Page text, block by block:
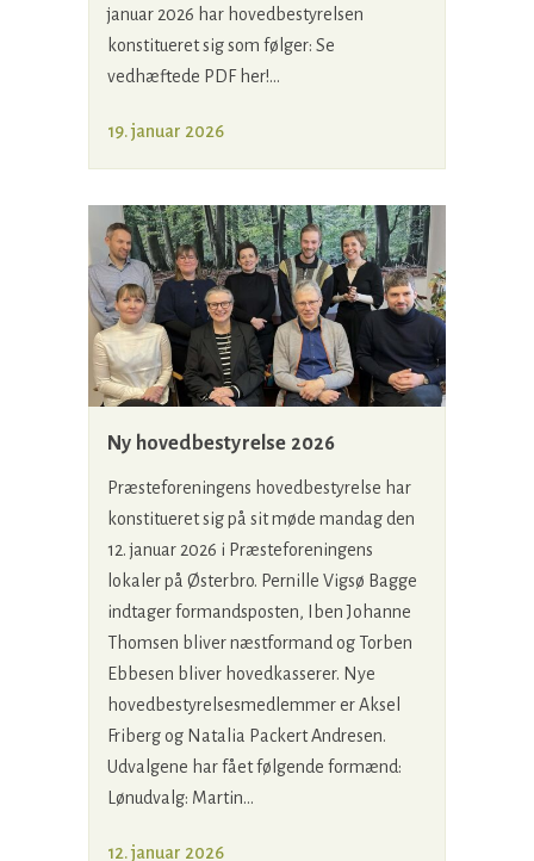
januar 2026 har hovedbestyrelsen
konstitueret sig som følger: Se
vedhæftede PDF her!...
19. januar 2026
Ny hovedbestyrelse 2026
Præsteforeningens hovedbestyrelse har
konstitueret sig på sit møde mandag den
12. januar 2026 i Præsteforeningens
lokaler på Østerbro. Pernille Vigsø Bagge
indtager formandsposten, Iben Johanne
Thomsen bliver næstformand og Torben
Ebbesen bliver hovedkasserer. Nye
hovedbestyrelsesmedlemmer er Aksel
Friberg og Natalia Packert Andresen.
Udvalgene har fået følgende formænd:
Lønudvalg: Martin...
12. januar 2026